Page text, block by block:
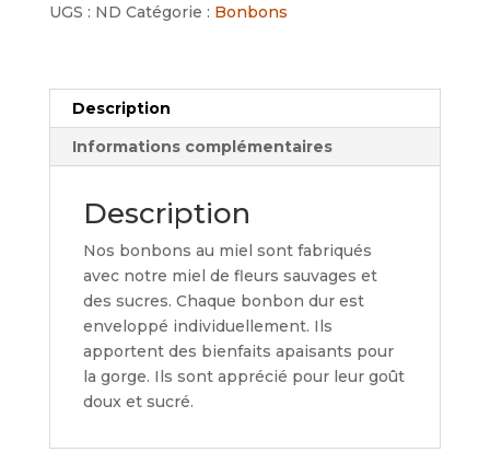
UGS : ND Catégorie : Bonbons
Description
Informations complémentaires
Description
Nos bonbons au miel sont fabriqués
avec notre miel de fleurs sauvages et
des sucres. Chaque bonbon dur est
enveloppé individuellement. Ils
apportent des bienfaits apaisants pour
la gorge. Ils sont apprécié pour leur goût
doux et sucré.